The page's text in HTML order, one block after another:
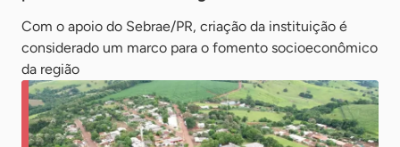
Com o apoio do Sebrae/PR, criação da instituição é
considerado um marco para o fomento socioeconômico
da região